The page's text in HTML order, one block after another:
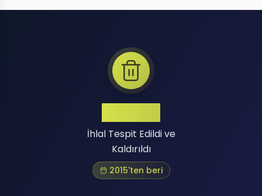
İhlal Tespit Edildi ve
Kaldırıldı
2015'ten beri